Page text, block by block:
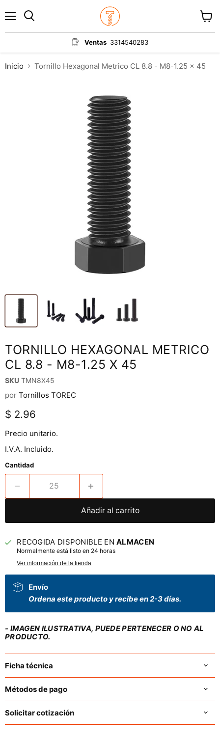
Ventas 3314540283
carrito
Inicio Tornillo Hexagonal Metrico CL 8.8 - M8-1.25 x 45
TORNILLO HEXAGONAL METRICO
CL 8.8 - M8-1.25 X 45
SKU TMN8X45
por Tornillos TOREC
Precio actual
$ 2.96
Precio unitario.
I.V.A. Incluido.
Cantidad
Añadir al carrito
RECOGIDA DISPONIBLE ENALMACEN
Normalmente está listo en 24 horas
Ver información de la tienda
Envío
Ordena este producto y recibe en 2-3 días.
- IMAGEN ILUSTRATIVA, PUEDE PERTENECER O NO AL
PRODUCTO.
Ficha técnica
Métodos de pago
Solicitar cotización